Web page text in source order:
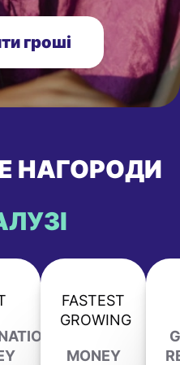
гроші
НАГОРОДИ
FASTEST
GROWING
MONEY